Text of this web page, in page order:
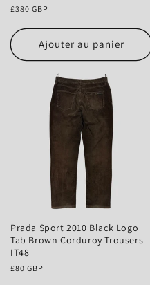
Prix
£380 GBP
Ajouter au panier
Prada Sport 2010 Black Logo
Tab Brown Corduroy Trousers -
IT48
Prix
£80 GBP